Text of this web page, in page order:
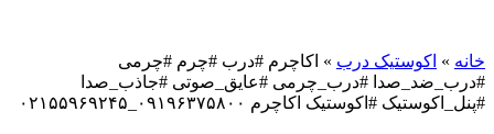
خانه » اکوستیک درب » اکاچرم #درب #چرم #چرمی
#درب_ضد_صدا #درب_چرمی #عایق_صوتی #جاذب_صدا
#پنل_اکوستیک #اکوستیک اکاچرم ۰۹۱۹۶۳۷۵۸۰۰_۰۲۱۵۵۹۶۹۲۴۵